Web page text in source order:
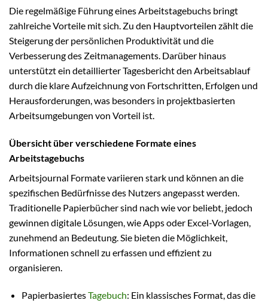
Die regelmäßige Führung eines Arbeitstagebuchs bringt
zahlreiche Vorteile mit sich. Zu den Hauptvorteilen zählt die
Steigerung der persönlichen Produktivität und die
Verbesserung des Zeitmanagements. Darüber hinaus
unterstützt ein detaillierter Tagesbericht den Arbeitsablauf
durch die klare Aufzeichnung von Fortschritten, Erfolgen und
Herausforderungen, was besonders in projektbasierten
Arbeitsumgebungen von Vorteil ist.
Übersicht über verschiedene Formate eines
Arbeitstagebuchs
Arbeitsjournal Formate variieren stark und können an die
spezifischen Bedürfnisse des Nutzers angepasst werden.
Traditionelle Papierbücher sind nach wie vor beliebt, jedoch
gewinnen digitale Lösungen, wie Apps oder Excel-Vorlagen,
zunehmend an Bedeutung. Sie bieten die Möglichkeit,
Informationen schnell zu erfassen und effizient zu
organisieren.
PapierbasiertesTagebuch: Ein klassisches Format, das die